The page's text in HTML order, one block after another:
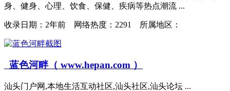
身、健身、心理、饮食、保健、疾病等热点潮流 ...
收录日期： 2年前 网络热度：2291 所属地区：
蓝色河畔（ www.hepan.com ）
汕头门户网,本地生活互动社区,汕头社区,汕头论坛 ...